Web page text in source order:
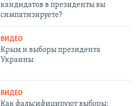
кандидатов в президенты вы
симпатизируете?
ВИДЕО
Крым и выборы президента
Украины
ВИДЕО
Как фальсифицируют выборы: